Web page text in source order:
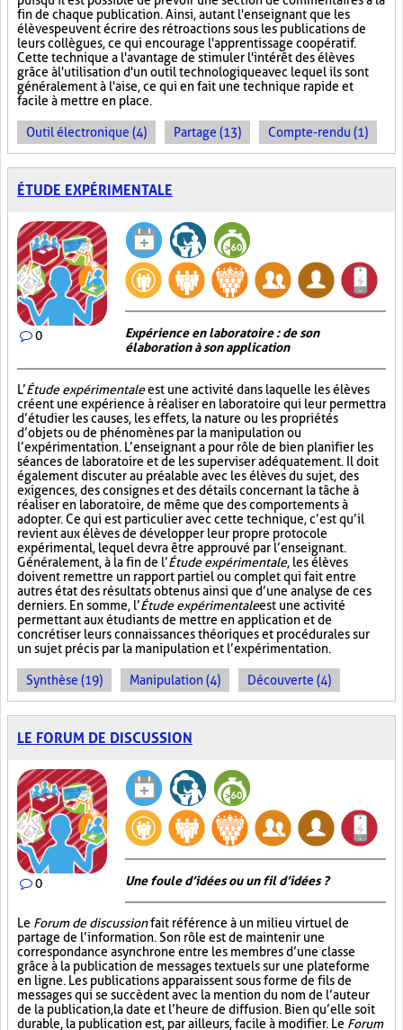
fin de chaque publication. Ainsi, autant l'enseignant que les
élèves peuvent écrire des rétroactions sous les publications de
leurs collègues, ce qui encourage l'apprentissage coopératif.
Cette technique a l'avantage de stimuler l'intérêt des élèves
grâce à l'utilisation d'un outil technologique avec lequel ils sont
généralement à l'aise, ce qui en fait une technique rapide et
facile à mettre en place.
Outil électronique (4) Partage (13) Compte-rendu (1)
ÉTUDE EXPÉRIMENTALE
0
Expérience en laboratoire : de son
élaboration à son application
L’Étude expérimentaleest une activité dans laquelle les élèves
créent une expérience à réaliser en laboratoire qui leur permettra
d’étudier les causes, les effets, la nature ou les propriétés
d’objets ou de phénomènes par la manipulation ou
l’expérimentation. L’enseignant a pour rôle de bien planifier les
séances de laboratoire et de les superviser adéquatement. Il doit
également discuter au préalable avec les élèves du sujet, des
exigences, des consignes et des détails concernant la tâche à
réaliser en laboratoire, de même que des comportements à
adopter. Ce qui est particulier avec cette technique, c’est qu’il
revient aux élèves de développer leur propre protocole
expérimental, lequel devra être approuvé par l’enseignant.
Généralement, à la fin de l’Étude expérimentale, les élèves
doivent remettre un rapport partiel ou complet qui fait entre
autres état des résultats obtenus ainsi que d’une analyse de ces
derniers. En somme, l’Étude expérimentaleest une activité
permettant aux étudiants de mettre en application et de
concrétiser leurs connaissances théoriques et procédurales sur
un sujet précis par la manipulation et l’expérimentation.
Synthèse (19) Manipulation (4) Découverte (4)
LE FORUM DE DISCUSSION
0 Une foule d’idées ou un fil d’idées ?
Le Forum de discussionfait référence à un milieu virtuel de
partage de l’information. Son rôle est de maintenir une
correspondance asynchrone entre les membres d’une classe
grâce à la publication de messages textuels sur une plateforme
en ligne. Les publications apparaissent sous forme de fils de
messages qui se succèdent avec la mention du nom de l’auteur
de la publication, la date et l’heure de diffusion. Bien qu’elle soit
durable, la publication est, par ailleurs, facile à modifier. Le Forum